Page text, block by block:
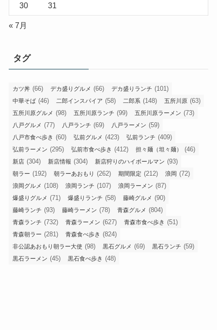
30 31
« 7月
タグ
カツ丼 (66) デカ盛りグルメ (66) デカ盛りランチ (101)
中華そば (46) 二郎インスパイア (58) 二郎系 (148) 五所川原 (63)
五所川原グルメ (98) 五所川原ランチ (99) 五所川原ラーメン (73)
八戸グルメ (77) 八戸ランチ (69) 八戸ラーメン (59)
八戸市食べ歩き (60) 弘前グルメ (423) 弘前ランチ (409)
弘前ラーメン (295) 弘前市食べ歩き (412) 担々麺（坦々麺） (46)
新店 (304) 新店情報 (304) 新店狩りのハイボールマン (93)
朝ラー (192) 朝ラーあおもり (262) 期間限定 (212) 浪岡 (72)
浪岡グルメ (108) 浪岡ランチ (107) 浪岡ラーメン (87)
爆盛りグルメ (71) 爆盛りランチ (58) 藤崎グルメ (90)
藤崎ランチ (93) 藤崎ラーメン (78) 青森グルメ (804)
青森ランチ (732) 青森ラーメン (627) 青森市食べ歩き (51)
青森朝ラー (281) 青森食べ歩き (824)
非公認あおもり朝ラー大使 (98) 黒石グルメ (69) 黒石ランチ (59)
黒石ラーメン (45) 黒石食べ歩き (48)